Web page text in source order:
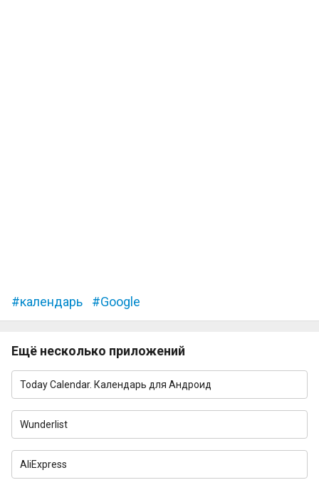
календарь Google
Ещё несколько приложений
Today Calendar. Календарь для Андроид
Wunderlist
AliExpress